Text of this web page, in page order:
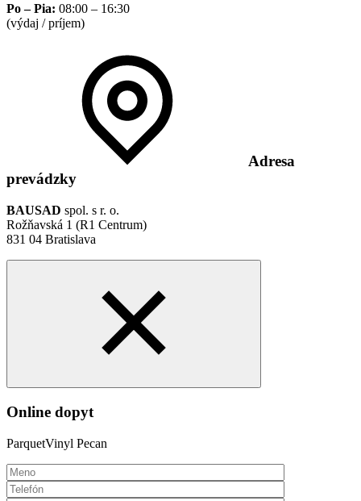
Po – Pia: 08:00 – 16:30
(výdaj / príjem)
Adresa
prevádzky
BAUSAD spol. s r. o.
Rožňavská 1 (R1 Centrum)
831 04 Bratislava
Online dopyt
ParquetVinyl Pecan